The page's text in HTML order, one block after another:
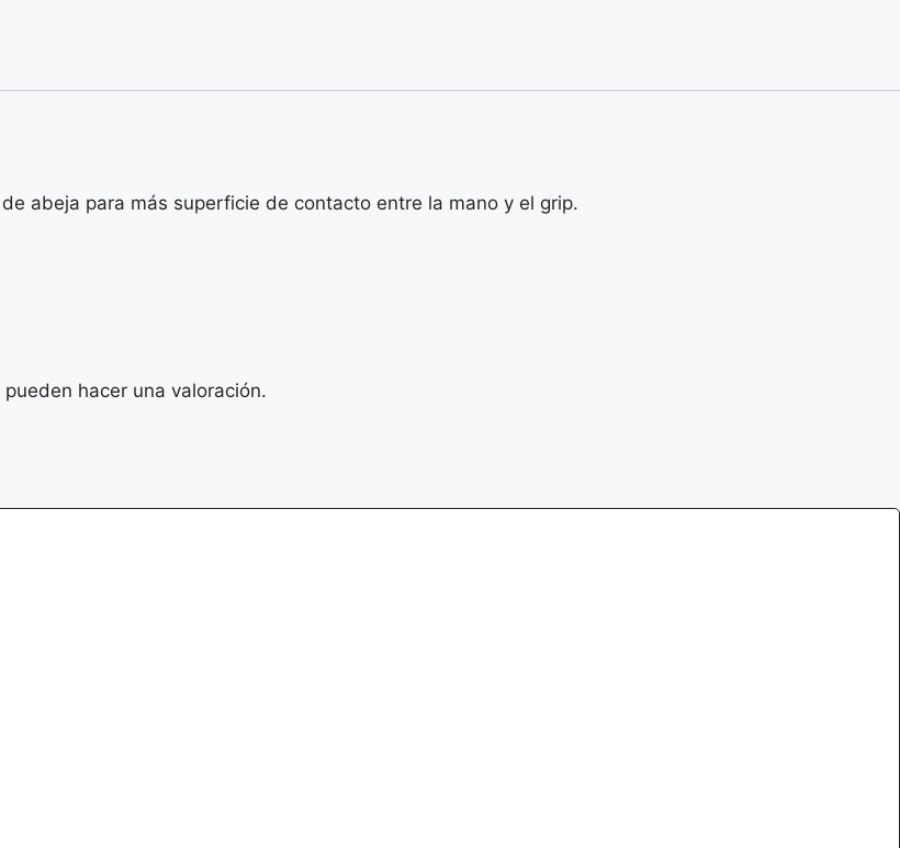
abeja para más superficie de contacto entre la mano y el grip.
hacer una valoración.